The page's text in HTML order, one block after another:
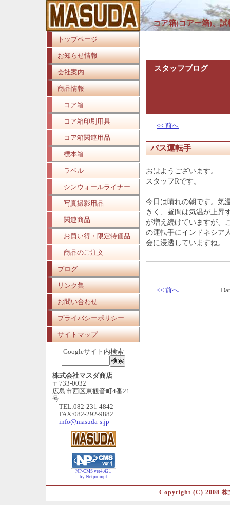
コア箱(コアー箱)、
トップページ
お知らせ情報
会社案内
商品情報
コア箱
コア箱印刷用具
コア箱関連用品
標本箱
ラベル
シンウォールライナー
写真撮影用品
関連商品
お買い得・限定特価品
商品のご注文
ブログ
リンク集
お問い合わせ
プライバシーポリシー
サイトマップ
Googleサイト内検索
株式会社マスダ商店
〒733-0032
広島市西区東観音町4番21
号
TEL:082-231-4842
FAX:082-292-9882
info@masuda-s.jp
NP-CMS ver4.421
by Netprompt
スタッフブログ
<< 前へ
バス運転手
おはようございます。
スタッフRです。
今日は晴れの朝です。気
きく、昼間は気温が上昇
が増え続けていますが、
の運転手にインドネシア
会に浸透していますね。
<< 前へ
Copyright (C) 2008